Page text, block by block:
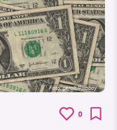
Foto:geralt/Pixabay
0